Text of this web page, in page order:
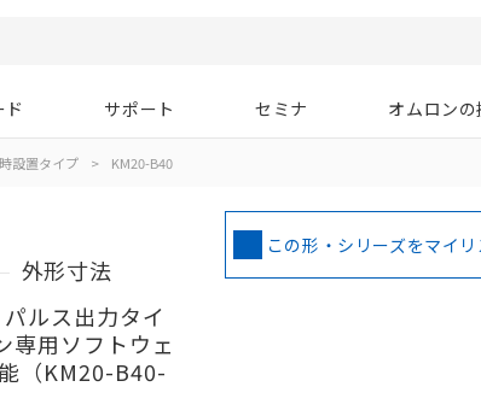
サポート セミナ オムロン
設置タイプ > KM20-B40
外形寸法
ルス出力タイ
専用ソフトウェ
（KM20-B40-
この形・シリーズをマイ